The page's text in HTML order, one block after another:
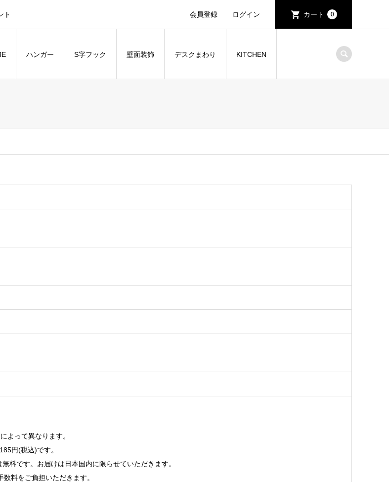
ト 会員登録 ログイン カート 0
ハンガー S字フック 壁面装飾 デスクまわり KITCHEN
よって異なります。
円(税込)です。
料です。お届けは日本国内に限らせていただきます。
料をご負担いただきます。